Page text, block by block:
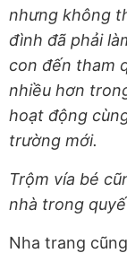
nhưng không
đình đã phải
con đến tham
nhiều hơn
hoạt động
trường mới.
Trộm vía bé
nhà trong
Nha trang